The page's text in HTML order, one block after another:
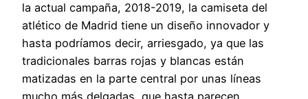
la actual campaña, 2018-2019, la camiseta del
atlético de Madrid tiene un diseño innovador y
hasta podríamos decir, arriesgado, ya que las
tradicionales barras rojas y blancas están
matizadas en la parte central por unas líneas